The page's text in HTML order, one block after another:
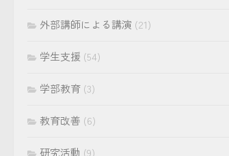
外部講師による講演 (21)
学生支援 (54)
学部教育 (3)
教育改善 (6)
研究活動 (9)